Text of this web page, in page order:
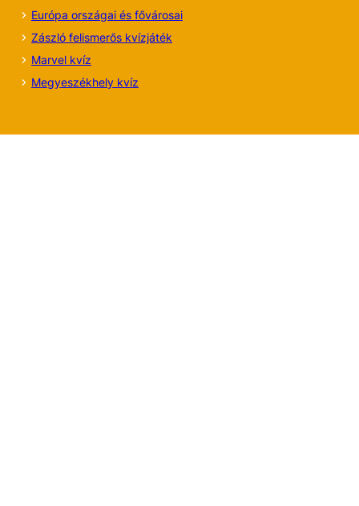
Európa országai és fővárosai
Zászló felismerős kvízjáték
Marvel kvíz
Megyeszékhely kvíz